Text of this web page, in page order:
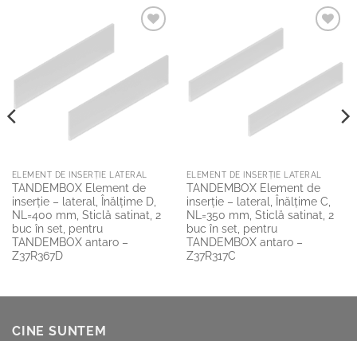
ELEMENT DE INSERȚIE LATERAL
TANDEMBOX Element de
inserţie – lateral, Înălţime D,
NL=400 mm, Sticlă satinat, 2
buc în set, pentru
TANDEMBOX antaro –
Z37R367D
ELEMENT DE INSERȚIE LATERAL
TANDEMBOX Element de
inserţie – lateral, Înălţime C,
NL=350 mm, Sticlă satinat, 2
buc în set, pentru
TANDEMBOX antaro –
Z37R317C
CINE SUNTEM